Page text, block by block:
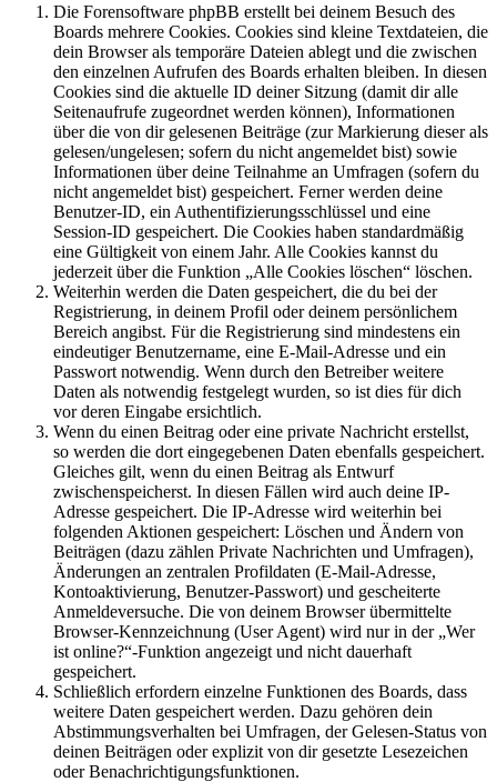
Die Forensoftware phpBB erstellt bei deinem Besuch des
Boards mehrere Cookies. Cookies sind kleine Textdateien, die
dein Browser als temporäre Dateien ablegt und die zwischen
den einzelnen Aufrufen des Boards erhalten bleiben. In diesen
Cookies sind die aktuelle ID deiner Sitzung (damit dir alle
Seitenaufrufe zugeordnet werden können), Informationen
über die von dir gelesenen Beiträge (zur Markierung dieser als
gelesen/ungelesen; sofern du nicht angemeldet bist) sowie
Informationen über deine Teilnahme an Umfragen (sofern du
nicht angemeldet bist) gespeichert. Ferner werden deine
Benutzer-ID, ein Authentifizierungsschlüssel und eine
Session-ID gespeichert. Die Cookies haben standardmäßig
eine Gültigkeit von einem Jahr. Alle Cookies kannst du
jederzeit über die Funktion „Alle Cookies löschen“ löschen.
Weiterhin werden die Daten gespeichert, die du bei der
Registrierung, in deinem Profil oder deinem persönlichem
Bereich angibst. Für die Registrierung sind mindestens ein
eindeutiger Benutzername, eine E-Mail-Adresse und ein
Passwort notwendig. Wenn durch den Betreiber weitere
Daten als notwendig festgelegt wurden, so ist dies für dich
vor deren Eingabe ersichtlich.
Wenn du einen Beitrag oder eine private Nachricht erstellst,
so werden die dort eingegebenen Daten ebenfalls gespeichert.
Gleiches gilt, wenn du einen Beitrag als Entwurf
zwischenspeicherst. In diesen Fällen wird auch deine IP-
Adresse gespeichert. Die IP-Adresse wird weiterhin bei
folgenden Aktionen gespeichert: Löschen und Ändern von
Beiträgen (dazu zählen Private Nachrichten und Umfragen),
Änderungen an zentralen Profildaten (E-Mail-Adresse,
Kontoaktivierung, Benutzer-Passwort) und gescheiterte
Anmeldeversuche. Die von deinem Browser übermittelte
Browser-Kennzeichnung (User Agent) wird nur in der „Wer
ist online?“-Funktion angezeigt und nicht dauerhaft
gespeichert.
Schließlich erfordern einzelne Funktionen des Boards, dass
weitere Daten gespeichert werden. Dazu gehören dein
Abstimmungsverhalten bei Umfragen, der Gelesen-Status von
deinen Beiträgen oder explizit von dir gesetzte Lesezeichen
oder Benachrichtigungsfunktionen.